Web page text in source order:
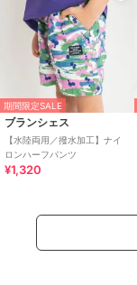
期間限定SALE
ブランシェス
【水陸両用／撥水加工】ナイ
ロンハーフパンツ
¥1,320